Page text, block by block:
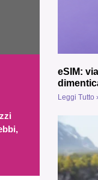
eSIM:
Leggi Tutto